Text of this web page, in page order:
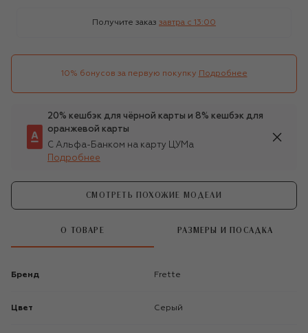
Получите заказ завтра c 13:00
10% бонусов за первую покупку Подробнее
20% кешбэк для чёрной карты и 8% кешбэк для
оранжевой карты
С Альфа-Банком на карту ЦУМа
Подробнее
СМОТРЕТЬ ПОХОЖИЕ МОДЕЛИ
О ТОВАРЕ РАЗМЕРЫ И ПОСАДКА
Бренд Frette
Цвет Серый